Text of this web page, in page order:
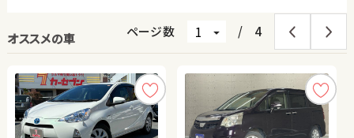
オススメの車 ページ数 / 4